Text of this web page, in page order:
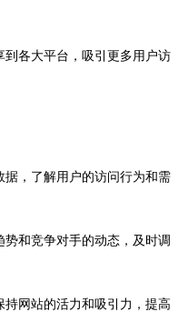
各大平台，吸引更多用户访
据，了解用户的访问行为和需
和竞争对手的动态，及时调
网站的活力和吸引力，提高